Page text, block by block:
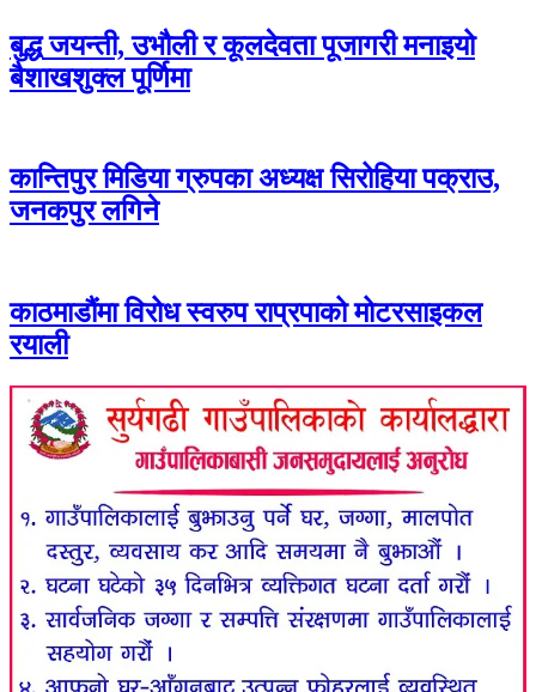
बुद्ध जयन्ती, उभौली र कूलदेवता पूजागरी मनाइयो
बैशाखशुक्ल पूर्णिमा
कान्तिपुर मिडिया ग्रुपका अध्यक्ष सिरोहिया पक्राउ,
जनकपुर लगिने
काठमाडौंमा विरोध स्वरुप राप्रपाको मोटरसाइकल
रयाली